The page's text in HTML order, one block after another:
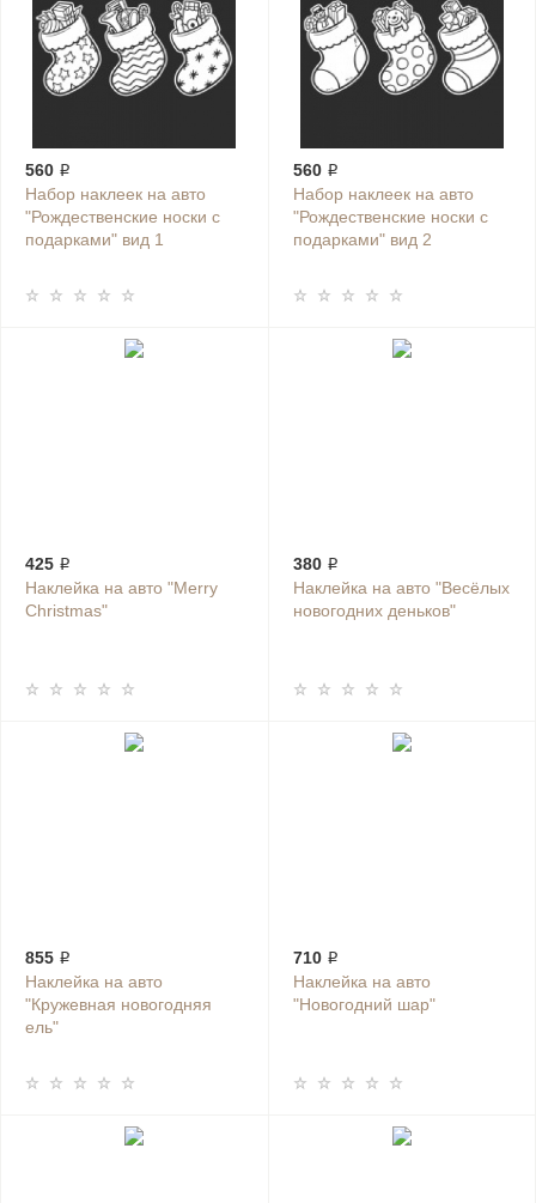
560 ₽
Набор наклеек на авто
"Рождественские носки с
подарками" вид 1
560 ₽
Набор наклеек на авто
"Рождественские носки с
подарками" вид 2
425 ₽
Наклейка на авто "Merry
Christmas"
380 ₽
Наклейка на авто "Весёлых
новогодних деньков"
855 ₽
Наклейка на авто
"Кружевная новогодняя
ель"
710 ₽
Наклейка на авто
"Новогодний шар"